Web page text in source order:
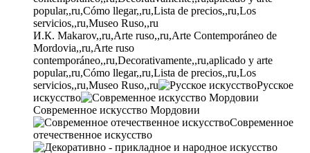
И.К. Makarov,,ru,Arte ruso,,ru,Arte Contemporáneo de
Mordovia,,ru,Arte ruso
contemporáneo,,ru,Decorativamente,,ru,aplicado y arte
popular,,ru,Cómo llegar,,ru,Lista de precios,,ru,Los
servicios,,ru,Museo Ruso,,ru
Русское
искусство
Современное искусство Мордовии
Современное
отечественное искусство